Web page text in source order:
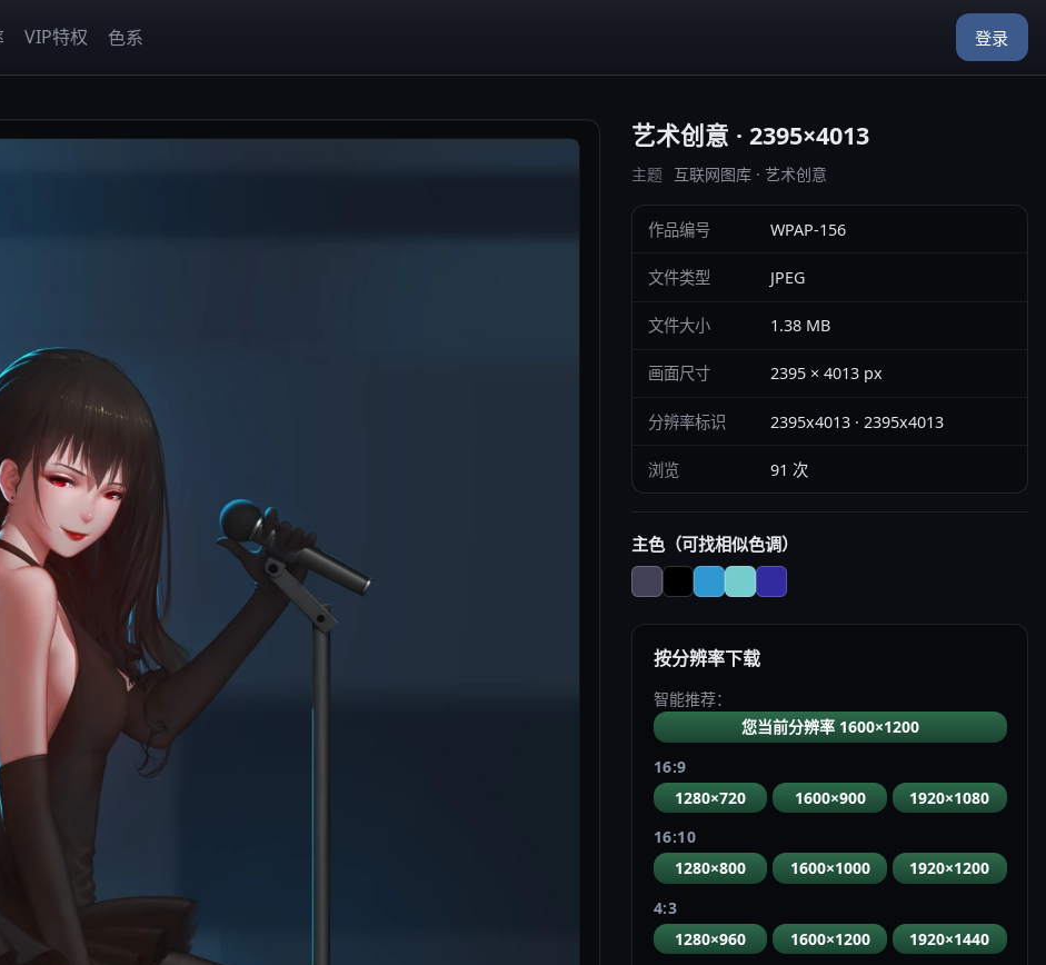
VIP特权 色系 登录
艺术创意 · 2395×4013
主题 互联网图库 · 艺术创意
作品编号 WPAP-156
文件类型 JPEG
文件大小 1.38 MB
画面尺寸 2395 × 4013 px
分辨率标识 2395x4013 · 2395x4013
浏览 91 次
主色（可找相似色调）
按分辨率下载
智能推荐：
您当前分辨率 1600×1200
16:9
1280×720
1600×900
1920×1080
16:10
1280×800
1600×1000
1920×1200
4:3
1280×960
1600×1200
1920×1440